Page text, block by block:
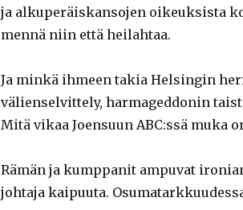
ja alkuperäiskansojen oikeuksista
mennä niin että heilahtaa.
Ja minkä ihmeen takia Helsingin
välienselvittely, harmageddonin
Mitä vikaa Joensuun ABC:ssä muka
Rämän ja kumppanit ampuvat
johtaja kaipuuta.